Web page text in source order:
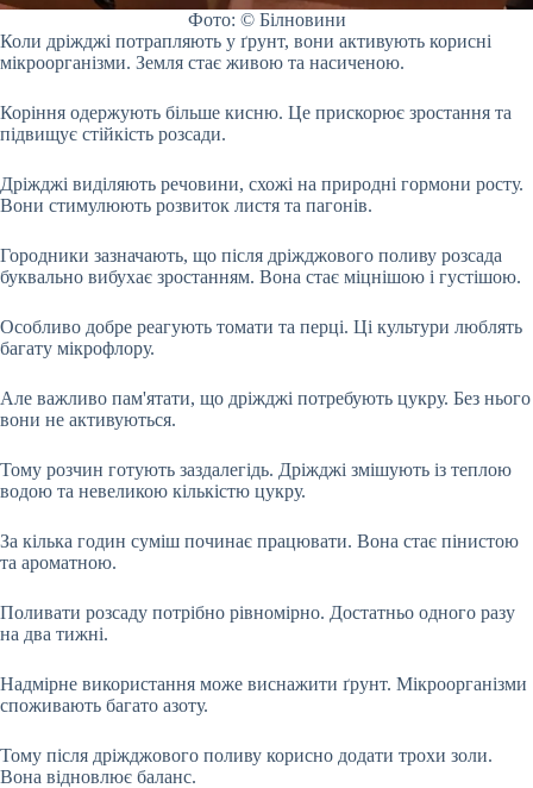
Фото: © Білновини
Коли дріжджі потрапляють у ґрунт, вони активують корисні
мікроорганізми. Земля стає живою та насиченою.
Коріння одержують більше кисню. Це прискорює зростання та
підвищує стійкість розсади.
Дріжджі виділяють речовини, схожі на природні гормони росту.
Вони стимулюють розвиток листя та пагонів.
Городники зазначають, що після дріжджового поливу розсада
буквально вибухає зростанням. Вона стає міцнішою і густішою.
Особливо добре реагують томати та перці. Ці культури люблять
багату мікрофлору.
Але важливо пам'ятати, що дріжджі потребують цукру. Без нього
вони не активуються.
Тому розчин готують заздалегідь. Дріжджі змішують із теплою
водою та невеликою кількістю цукру.
За кілька годин суміш починає працювати. Вона стає пінистою
та ароматною.
Поливати розсаду потрібно рівномірно. Достатньо одного разу
на два тижні.
Надмірне використання може виснажити ґрунт. Мікроорганізми
споживають багато азоту.
Тому після дріжджового поливу корисно додати трохи золи.
Вона відновлює баланс.